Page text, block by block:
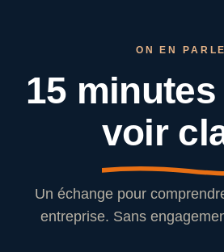
ON EN PARLE
15
voir
Un échange pour
entreprise. Sans